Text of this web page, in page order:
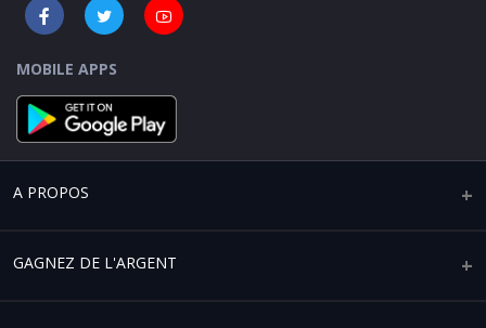
MOBILE APPS
A PROPOS
Qui sommes-nous ?
GAGNEZ DE L'ARGENT